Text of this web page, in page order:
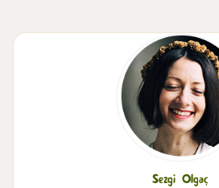
Sezgi Olgaç